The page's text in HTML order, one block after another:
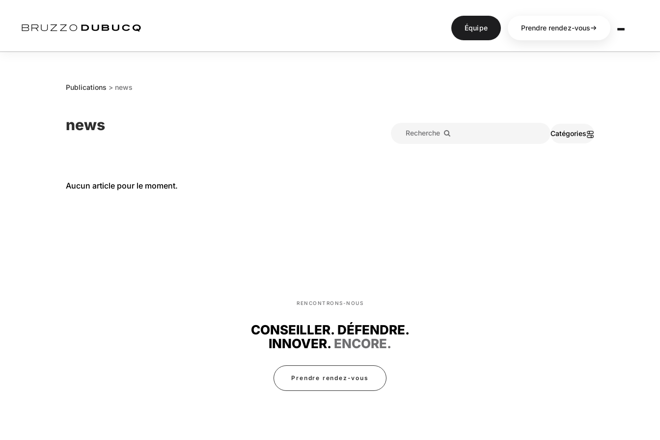
Équipe Prendre rendez-vous
Publications > news
news Catégories
Aucun article pour le moment.
RENCONTRONS-NOUS
CONSEILLER. DÉFENDRE.
INNOVER. ENCORE.
Prendre rendez-vous